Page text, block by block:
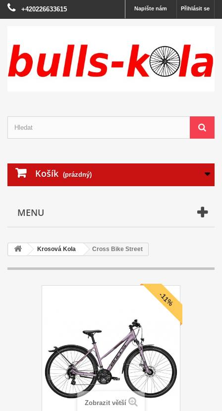
Přihlásit se
Napište nám
+420226633615
Košík (prázdný)
MENU
Krosová Kola Cross Bike Street
-11%
Zobrazit větší